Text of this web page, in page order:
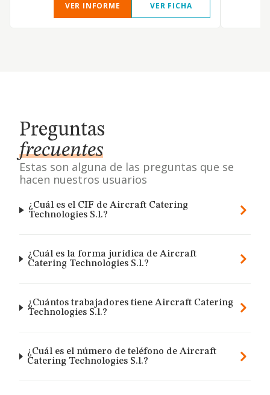
VER INFORME
VER FICHA
Preguntas
frecuentes
Estas son alguna de las preguntas que se
hacen nuestros usuarios
¿Cuál es el CIF de Aircraft Catering
Technologies S.l.?
¿Cuál es la forma jurídica de Aircraft
Catering Technologies S.l.?
¿Cuántos trabajadores tiene Aircraft Catering
Technologies S.l.?
¿Cuál es el número de teléfono de Aircraft
Catering Technologies S.l.?